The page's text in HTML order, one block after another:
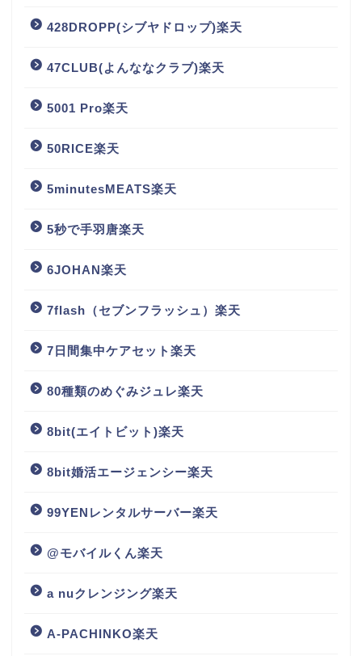
428DROPP(シブヤドロップ)楽天
47CLUB(よんななクラブ)楽天
5001 Pro楽天
50RICE楽天
5minutesMEATS楽天
5秒で手羽唐楽天
6JOHAN楽天
7flash（セブンフラッシュ）楽天
7日間集中ケアセット楽天
80種類のめぐみジュレ楽天
8bit(エイトビット)楽天
8bit婚活エージェンシー楽天
99YENレンタルサーバー楽天
@モバイルくん楽天
a nuクレンジング楽天
A-PACHINKO楽天